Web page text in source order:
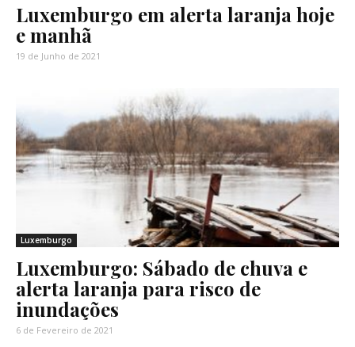
Luxemburgo em alerta laranja hoje
e manhã
19 de Junho de 2021
Luxemburgo
Luxemburgo: Sábado de chuva e
alerta laranja para risco de
inundações
6 de Fevereiro de 2021